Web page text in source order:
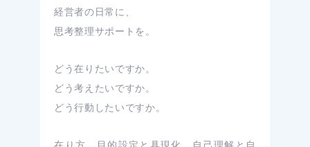
経営者の日常に、
思考整理サポートを。
どう在りたいですか。
どう考えたいですか。
どう行動したいですか。